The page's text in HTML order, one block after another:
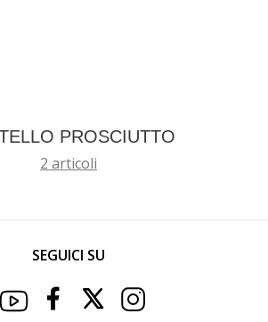
PROSCIUTTO
2 articoli
SEGUICI SU